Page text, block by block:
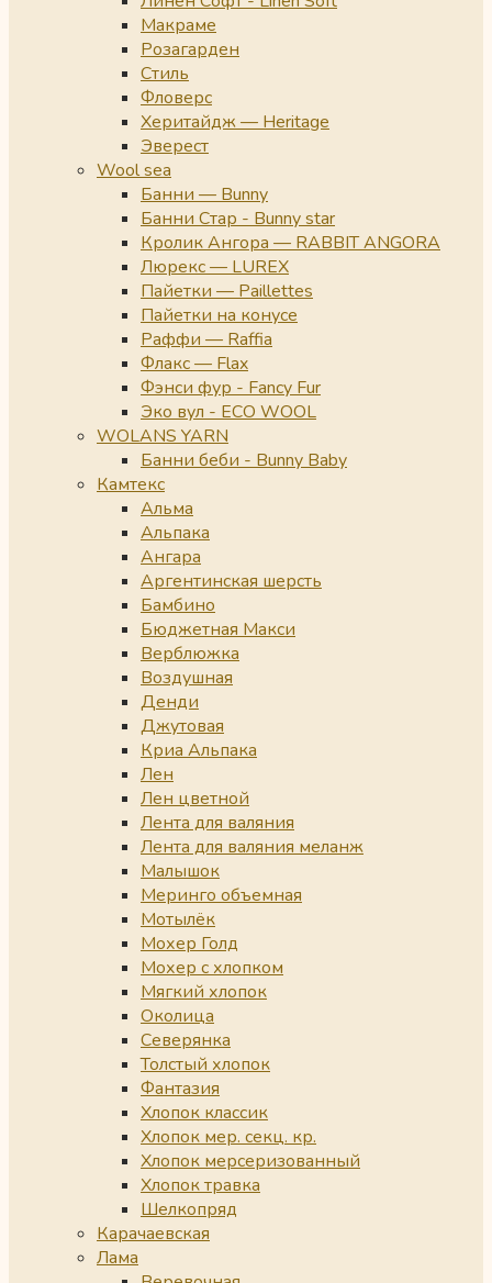
Макраме
Розагарден
Стиль
Фловерс
Херитайдж — Heritage
Эверест
Wool sea
Банни — Bunny
Банни Стар - Bunny star
Кролик Ангора — RABBIT ANGORA
Люрекс — LUREX
Пайетки — Paillettes
Пайетки на конусе
Раффи — Raffia
Флакс — Flax
Фэнси фур - Fancy Fur
Эко вул - ECO WOOL
WOLANS YARN
Банни беби - Bunny Baby
Камтекс
Альма
Альпака
Ангара
Аргентинская шерсть
Бамбино
Бюджетная Макси
Верблюжка
Воздушная
Денди
Джутовая
Криа Альпака
Лен
Лен цветной
Лента для валяния
Лента для валяния меланж
Малышок
Меринго объемная
Мотылёк
Мохер Голд
Мохер с хлопком
Мягкий хлопок
Околица
Северянка
Толстый хлопок
Фантазия
Хлопок классик
Хлопок мер. секц. кр.
Хлопок мерсеризованный
Хлопок травка
Шелкопряд
Карачаевская
Лама